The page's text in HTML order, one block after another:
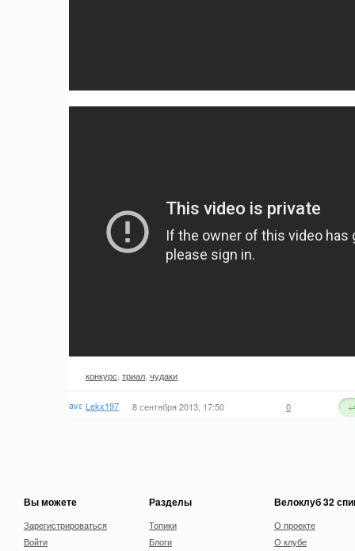
конкурс триал чудаки
Lekx197 8 сентября 2013, 17:50 0
Вы можете
Зарегистрироваться
Войти
Разделы
Топики
Блоги
Велоклуб 32
О проекте
О клубе